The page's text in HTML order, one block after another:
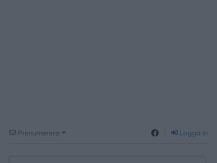
Prenumerera Logga in